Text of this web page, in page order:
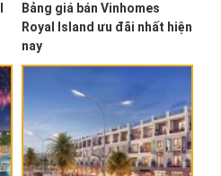
Bảng giá bán Vinhomes
Royal Island ưu đãi nhất hiện
nay